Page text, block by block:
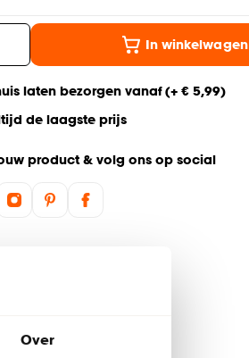
Over
In winkelwagen
laten bezorgen vanaf (+ € 5,99)
de laagste prijs
product & volg ons op social